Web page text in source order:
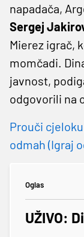
napadača,
Sergej
Mierez igrač,
momčadi.
javnost,
odgovorili na
Prouči
odmah (Igraj
Oglas
UŽIVO: